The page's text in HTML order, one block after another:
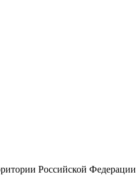
Российской Федерации